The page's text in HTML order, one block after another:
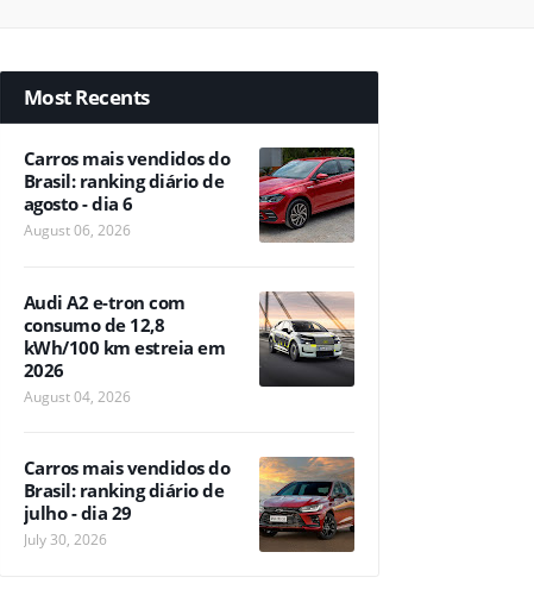
Most Recents
Carros mais vendidos do
Brasil: ranking diário de
agosto - dia 6
August 06, 2026
Audi A2 e-tron com
consumo de 12,8
kWh/100 km estreia em
2026
August 04, 2026
Carros mais vendidos do
Brasil: ranking diário de
julho - dia 29
July 30, 2026